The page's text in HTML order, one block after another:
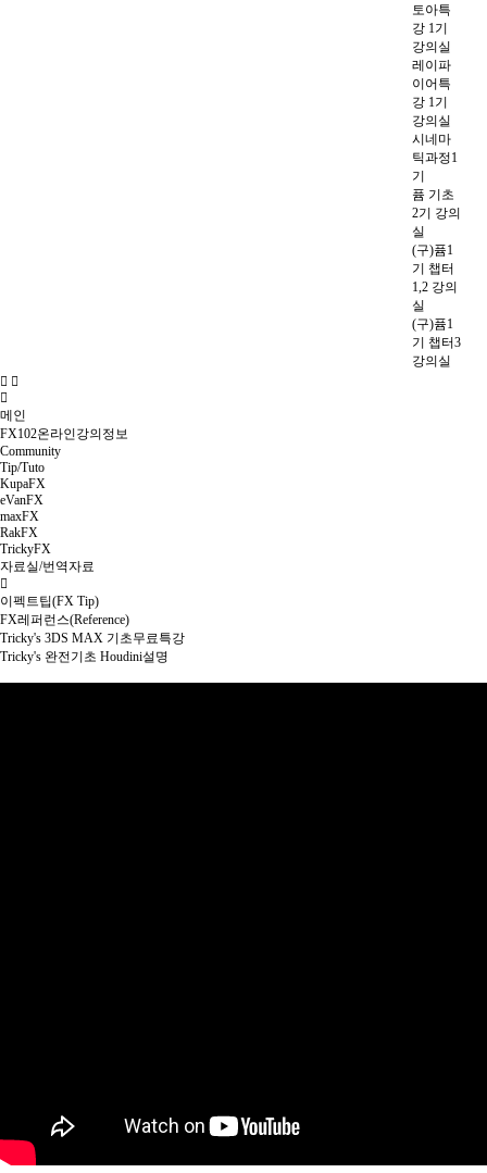
토아특
강 1기
강의실
레이파
이어특
강 1기
강의실
시네마
틱과정1
기
퓸 기초
2기 강의
실
(구)퓸1
기 챕터
1,2 강의
실
(구)퓸1
기 챕터3
강의실
메인
FX102온라인강의정보
Community
Tip/Tuto
KupaFX
eVanFX
maxFX
RakFX
TrickyFX
자료실/번역자료
이펙트팁(FX Tip)
FX레퍼런스(Reference)
Tricky's 3DS MAX 기초무료특강
Tricky's 완전기초 Houdini설명